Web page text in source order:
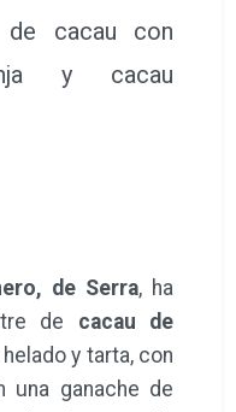
cacau con
y cacau
de Serra, ha
de cacau de
helado y tarta, con
una ganache de